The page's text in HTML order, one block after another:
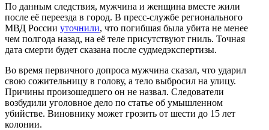
По данным следствия, мужчина и женщина вместе жили
после её переезда в город. В пресс-службе регионального
МВД России уточнили, что погибшая была убита не менее
чем полгода назад, на её теле присутствуют гниль. Точная
дата смерти будет сказана после судмедэкспертизы.
Во время первичного допроса мужчина сказал, что ударил
свою сожительницу в голову, а тело выбросил на улицу.
Причины произошедшего он не назвал. Следователи
возбудили уголовное дело по статье об умышленном
убийстве. Виновнику может грозить от шести до 15 лет
колонии.